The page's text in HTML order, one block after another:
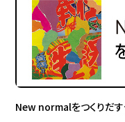
New normalをつくりだす